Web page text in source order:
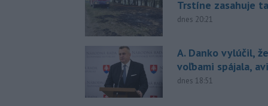
Trstíne zasahuje
dnes 20:21
A. Danko vylúčil,
voľbami spájala,
dnes 18:51